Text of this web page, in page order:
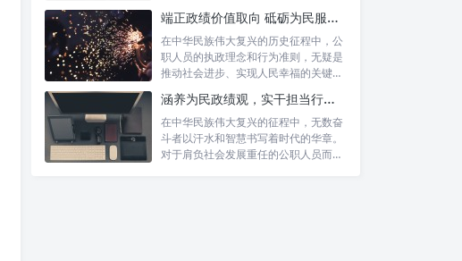
端正政绩价值取向 砥砺为民服务初心：新时代公仆的责任与担当
在中华民族伟大复兴的历史征程中，公
职人员的执政理念和行为准则，无疑是
推动社会进步、实现人民幸福的关键所
涵养为民政绩观，实干担当行稳致远：新时代公仆的价值坐标与实践航向
在中华民族伟大复兴的征程中，无数奋
斗者以汗水和智慧书写着时代的华章。
对于肩负社会发展重任的公职人员而